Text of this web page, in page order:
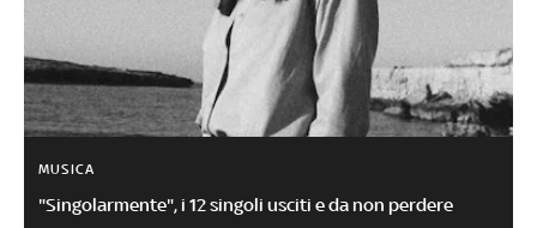
MUSICA
"Singolarmente", i 12 singoli usciti e da non perdere